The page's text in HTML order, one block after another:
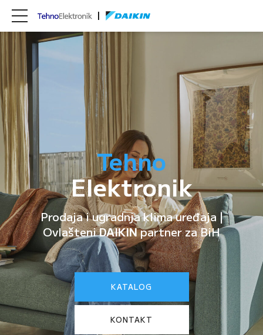
Tehno
Elektronik
Prodaja i ugradnja klima uređaja |
OvlašteniDAIKINpartner za BiH
KATALOG
KONTAKT